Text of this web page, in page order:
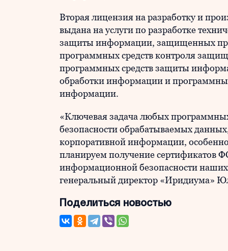
Вторая лицензия на разработку и
выдана на услуги по разработке
защиты информации, защищенных
программных средств контроля
программных средств защиты
обработки информации и
информации.
«Ключевая задача любых
безопасности обрабатываемых
корпоративной информации,
планируем получение сертификатов
информационной безопасности
генеральный директор «Иридиума»
Поделиться новостью